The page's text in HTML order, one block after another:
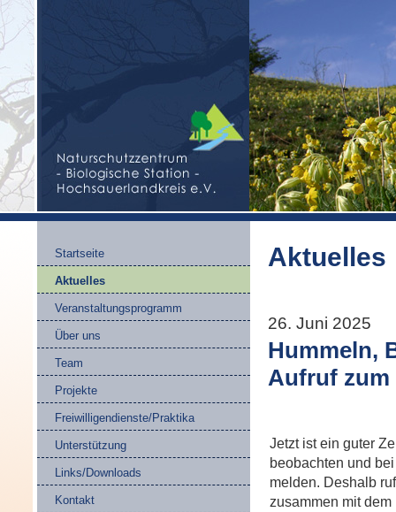
Startseite
Aktuelles
Veranstaltungsprogramm
Über uns
Team
Projekte
Freiwilligendienste/Praktika
Unterstützung
Links/Downloads
Kontakt
Aktuelles
26. Juni 2025
Hummeln,
Aufruf zum
Jetzt ist ein guter
beobachten und
melden. Deshalb
zusammen mit